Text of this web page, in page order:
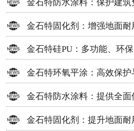
金石特防水涂料：保护建
方案
金石特固化剂：增强地面
金石特硅PU：多功能、环
金石特环氧平涂：高效保
方案
金石特防水涂料：提供全
金石特固化剂：提升地面